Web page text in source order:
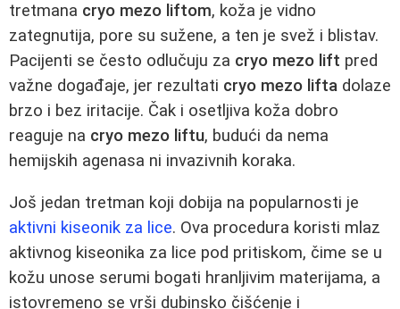
tretmana cryo mezo liftom, koža je vidno
zategnutija, pore su sužene, a ten je svež i blistav.
Pacijenti se često odlučuju za cryo mezo lift pred
važne događaje, jer rezultati cryo mezo lifta dolaze
brzo i bez iritacije. Čak i osetljiva koža dobro
reaguje na cryo mezo liftu, budući da nema
hemijskih agenasa ni invazivnih koraka.
Još jedan tretman koji dobija na popularnosti je
aktivni kiseonik za lice. Ova procedura koristi mlaz
aktivnog kiseonika za lice pod pritiskom, čime se u
kožu unose serumi bogati hranljivim materijama, a
istovremeno se vrši dubinsko čišćenje i